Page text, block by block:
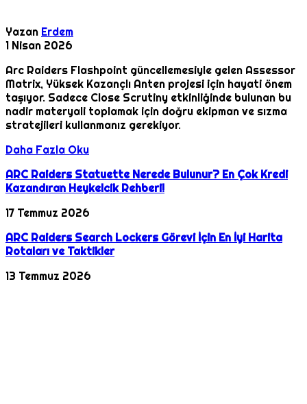
Yazan Erdem
1 Nisan 2026
Arc Raiders Flashpoint güncellemesiyle gelen Assessor
Matrix, Yüksek Kazançlı Anten projesi için hayati önem
taşıyor. Sadece Close Scrutiny etkinliğinde bulunan bu
nadir materyali toplamak için doğru ekipman ve sızma
stratejileri kullanmanız gerekiyor.
Daha Fazla Oku
ARC Raiders Statuette Nerede Bulunur? En Çok Kredi
Kazandıran Heykelcik Rehberi!
17 Temmuz 2026
ARC Raiders Search Lockers Görevi İçin En İyi Harita
Rotaları ve Taktikler
13 Temmuz 2026